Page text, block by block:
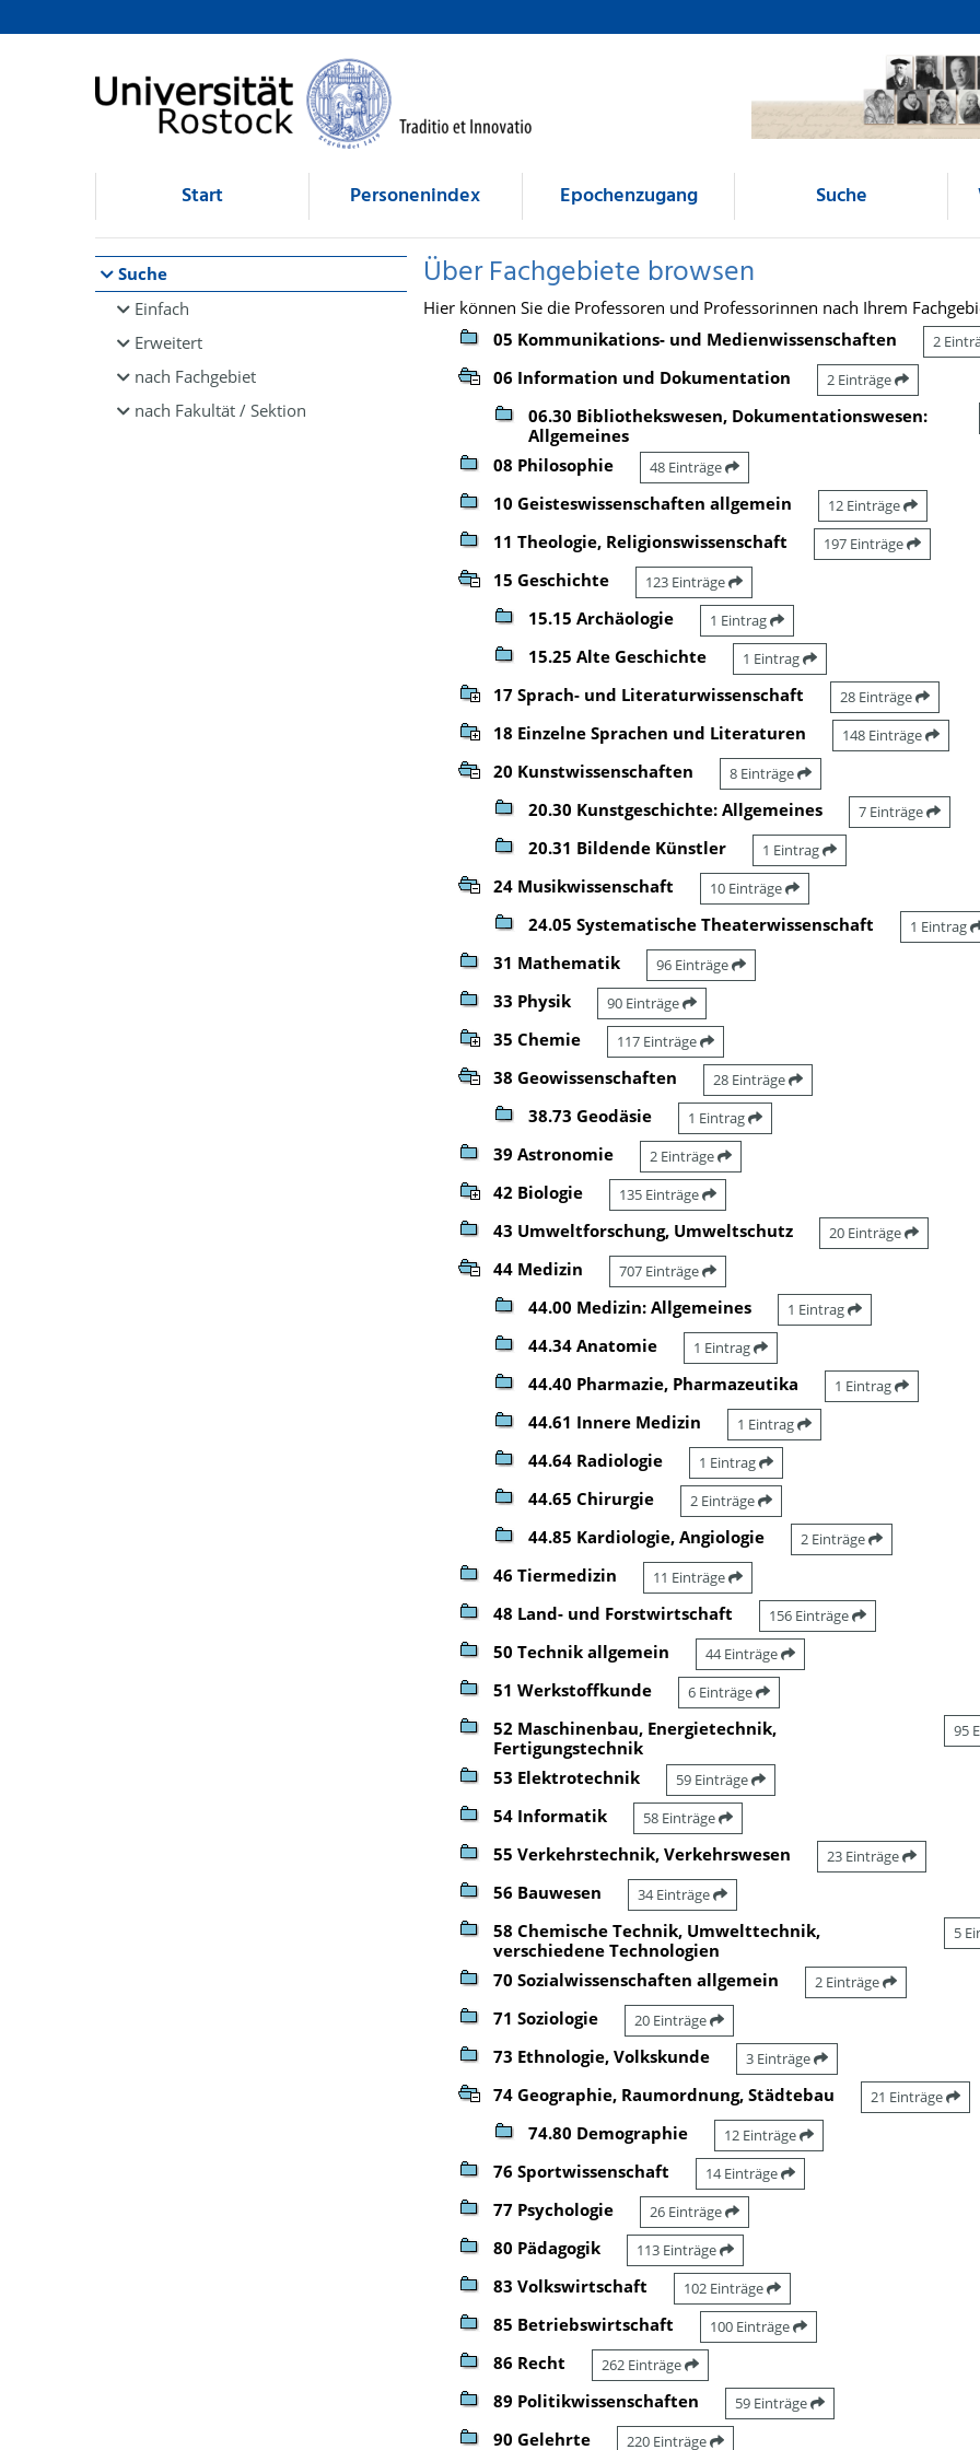
Browsen
direkt zum Inhalt
Start Personenindex Epochenzugang Suche
Suche
Einfach
Erweitert
nach Fachgebiet
nach Fakultät / Sektion
Über Fachgebiete browsen
Hier können Sie die Professoren und Professorinnen nach Ihrem
05 Kommunikations- und Medienwissenschaften
2
06 Information und Dokumentation 2 Einträge
06.30 Bibliothekswesen, Dokumentationswesen:
Allgemeines
08 Philosophie 48 Einträge
10 Geisteswissenschaften allgemein 12 Einträge
11 Theologie, Religionswissenschaft 197 Einträge
15 Geschichte 123 Einträge
15.15 Archäologie 1 Eintrag
15.25 Alte Geschichte 1 Eintrag
17 Sprach- und Literaturwissenschaft 28 Einträge
18 Einzelne Sprachen und Literaturen 148 Einträge
20 Kunstwissenschaften 8 Einträge
20.30 Kunstgeschichte: Allgemeines 7 Einträge
20.31 Bildende Künstler 1 Eintrag
24 Musikwissenschaft 10 Einträge
24.05 Systematische Theaterwissenschaft 1 Eintrag
31 Mathematik 96 Einträge
33 Physik 90 Einträge
35 Chemie 117 Einträge
38 Geowissenschaften 28 Einträge
38.73 Geodäsie 1 Eintrag
39 Astronomie 2 Einträge
42 Biologie 135 Einträge
43 Umweltforschung, Umweltschutz 20 Einträge
44 Medizin 707 Einträge
44.00 Medizin: Allgemeines 1 Eintrag
44.34 Anatomie 1 Eintrag
44.40 Pharmazie, Pharmazeutika 1 Eintrag
44.61 Innere Medizin 1 Eintrag
44.64 Radiologie 1 Eintrag
44.65 Chirurgie 2 Einträge
44.85 Kardiologie, Angiologie 2 Einträge
46 Tiermedizin 11 Einträge
48 Land- und Forstwirtschaft 156 Einträge
50 Technik allgemein 44 Einträge
51 Werkstoffkunde 6 Einträge
52 Maschinenbau, Energietechnik,
Fertigungstechnik
95
53 Elektrotechnik 59 Einträge
54 Informatik 58 Einträge
55 Verkehrstechnik, Verkehrswesen 23 Einträge
56 Bauwesen 34 Einträge
58 Chemische Technik, Umwelttechnik,
verschiedene Technologien
5
70 Sozialwissenschaften allgemein 2 Einträge
71 Soziologie 20 Einträge
73 Ethnologie, Volkskunde 3 Einträge
74 Geographie, Raumordnung, Städtebau 21 Einträge
74.80 Demographie 12 Einträge
76 Sportwissenschaft 14 Einträge
77 Psychologie 26 Einträge
80 Pädagogik 113 Einträge
83 Volkswirtschaft 102 Einträge
85 Betriebswirtschaft 100 Einträge
86 Recht 262 Einträge
89 Politikwissenschaften 59 Einträge
90 Gelehrte 220 Einträge